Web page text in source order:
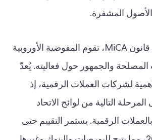
المشفرة.
بعد اكتمال تطبيق قانون MiCA، تقوم المفوضية الأوروبية
والجمهور حول فعاليته. يُعدّ
لشركات العملات الرقمية، إذ
التالية من لوائح الاتحاد
الرقمية. يستمر التقييم حتى